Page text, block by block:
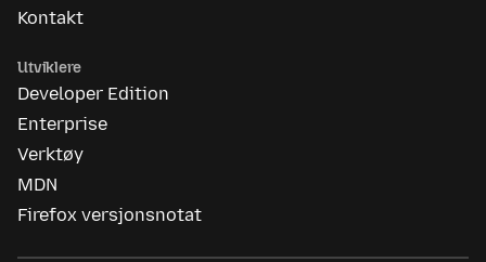
Kontakt
Utviklere
Developer Edition
Enterprise
Verktøy
MDN
Firefox versjonsnotat